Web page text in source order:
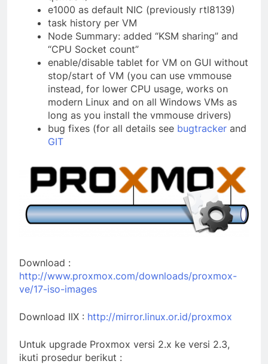
e1000 as default NIC (previously rtl8139)
task history per VM
Node Summary: added “KSM sharing” and
“CPU Socket count”
enable/disable tablet for VM on GUI without
stop/start of VM (you can use vmmouse
instead, for lower CPU usage, works on
modern Linux and on all Windows VMs as
long as you install the vmmouse drivers)
bug fixes (for all details see bugtracker and
GIT
Download :
http://www.proxmox.com/downloads/proxmox-
ve/17-iso-images
Download IIX : http://mirror.linux.or.id/proxmox
Untuk upgrade Proxmox versi 2.x ke versi 2.3,
ikuti prosedur berikut :